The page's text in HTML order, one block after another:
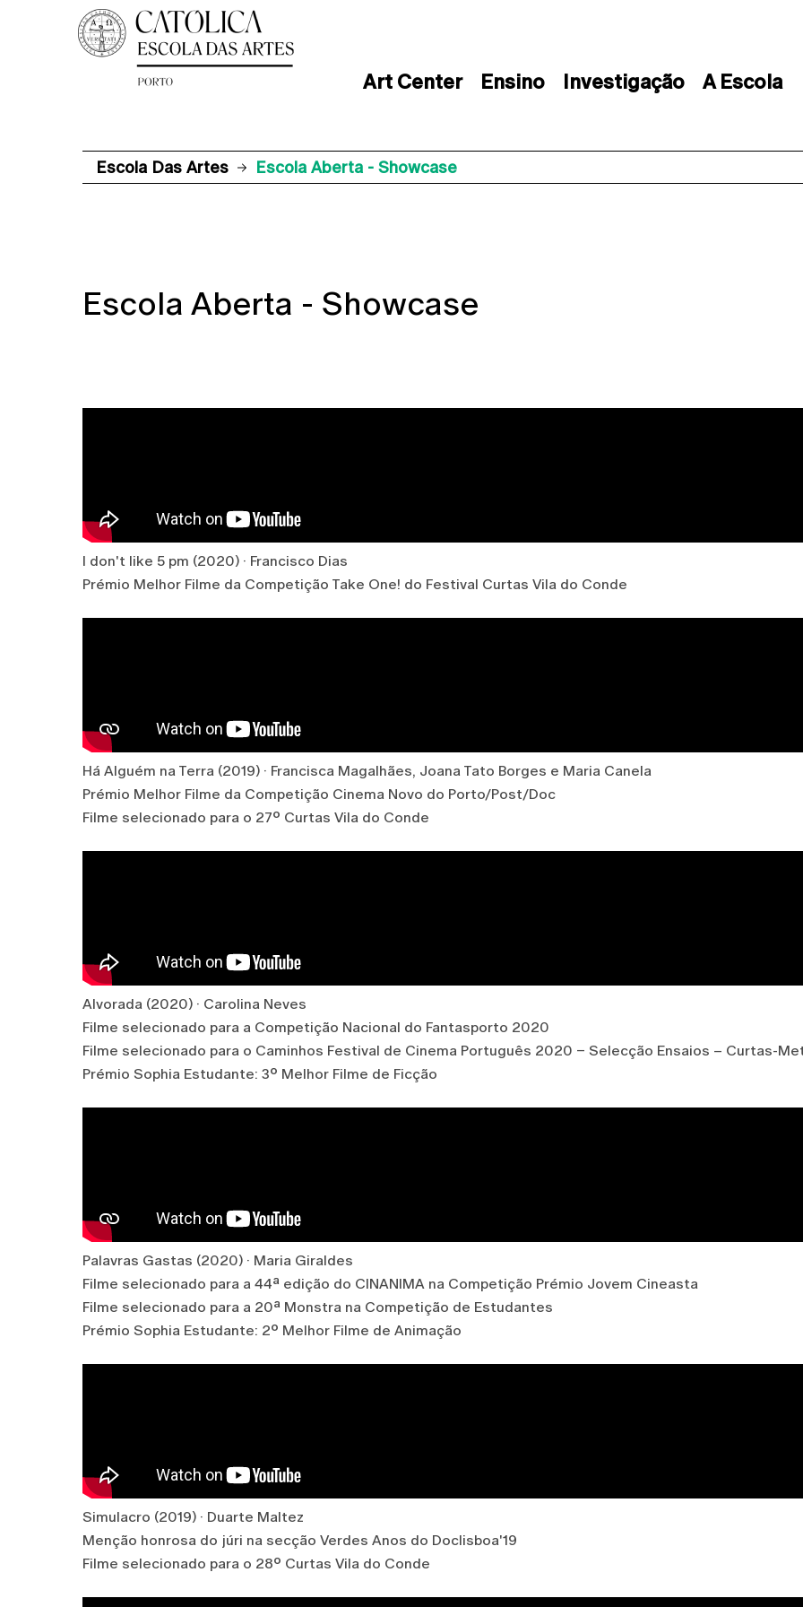
Art Center Ensino Investigação A Escola
Escola Das Artes Escola Aberta - Showcase
Escola Aberta - Showcase
I don't like 5 pm (2020) · Francisco Dias
Prémio Melhor Filme da Competição Take One! do Festival Curtas Vila do Conde
Há Alguém na Terra (2019) · Francisca Magalhães, Joana Tato Borges e Maria Canela
Prémio Melhor Filme da Competição Cinema Novo do Porto/Post/Doc
Filme selecionado para o 27º Curtas Vila do Conde
Alvorada (2020) · Carolina Neves
Filme selecionado para a Competição Nacional do Fantasporto 2020
Filme selecionado para o Caminhos Festival de Cinema Português 2020 – Selecção Ensaios – Curtas-
Prémio Sophia Estudante: 3º Melhor Filme de Ficção
Palavras Gastas (2020) · Maria Giraldes
Filme selecionado para a 44ª edição do CINANIMA na Competição Prémio Jovem Cineasta
Filme selecionado para a 20ª Monstra na Competição de Estudantes
Prémio Sophia Estudante: 2º Melhor Filme de Animação
Simulacro (2019) · Duarte Maltez
Menção honrosa do júri na secção Verdes Anos do Doclisboa'19
Filme selecionado para o 28º Curtas Vila do Conde